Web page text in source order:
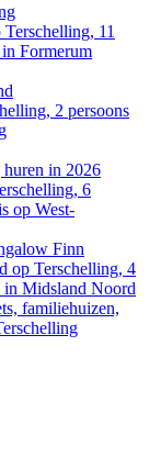
11
Formerum
2 persoons
in 2026
6
op West-
Finn
op Terschelling, 4
in Midsland Noord
familiehuizen,